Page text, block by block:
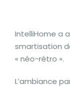
IntelliHome a
smartisation
« néo-rétro ».
L’ambiance